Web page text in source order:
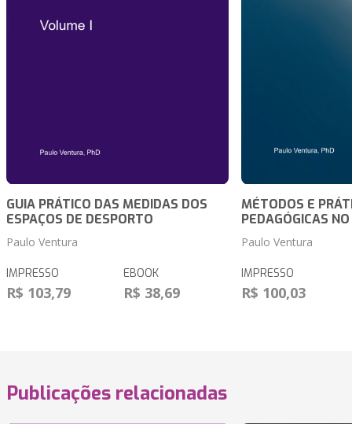
GUIA PRÁTICO DAS MEDIDAS DOS
ESPAÇOS DE DESPORTO
Paulo Ventura
IMPRESSO
R$ 103,79
EBOOK
R$ 38,69
MÉTODOS E
PEDAGÓGICAS
Paulo Ventura
IMPRESSO
R$ 100,03
Publicações relacionadas